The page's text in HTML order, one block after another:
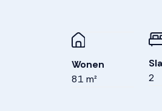
Wonen
81 m²
2